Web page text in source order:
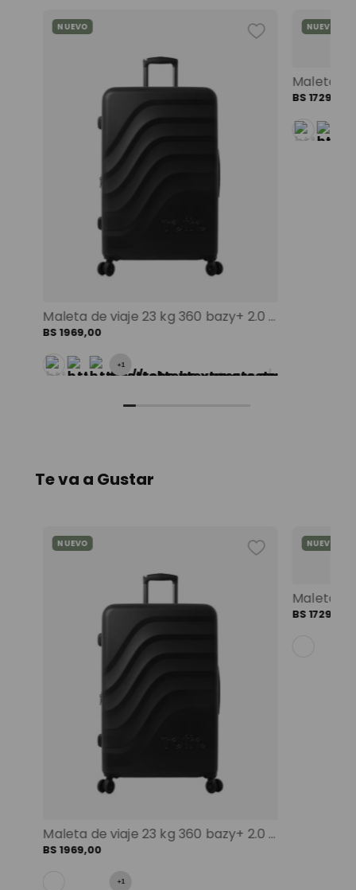
Maleta de viaje 23 kg 360 bazy+ 2.0 bodega negro color: negro
NUEVO
BS 1969,00
+1
NUEVO
BS 1729
Te va a Gustar
Maleta de viaje 23 kg 360 bazy+ 2.0 bodega negro color: negro
NUEVO
BS 1969,00
+1
NUEVO
BS 1729